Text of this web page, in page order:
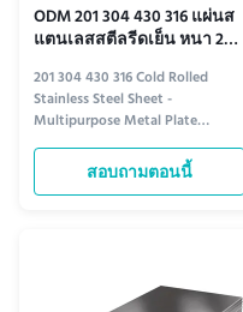
ODM 201 304 430 316 แผ่นส
แตนเลสสตีลรีดเย็น หนา 2
มม.
201 304 430 316 Cold Rolled
Stainless Steel Sheet -
Multipurpose Metal Plate
Product information Versatile
and Durable: Cold Rolled
Stainless Steel Sheets Cold rolled
applications. ...
สอบถามตอนนี้